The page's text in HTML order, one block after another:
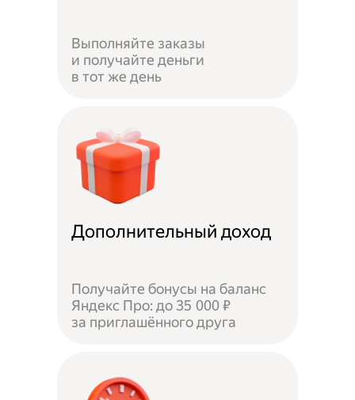
Выполняйте заказы
и получайте деньги
в тот же день
Дополнительный доход
Получайте бонусы на баланс
Яндекс Про: до 35 000 ₽
за приглашённого друга